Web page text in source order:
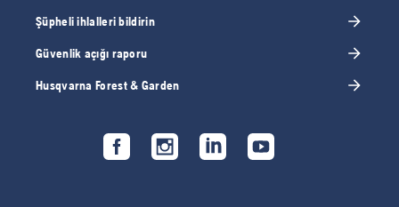
Şüpheli ihlalleri bildirin
Güvenlik açığı raporu
Husqvarna Forest & Garden